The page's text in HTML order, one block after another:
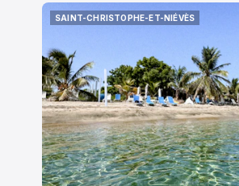
SAINT-CHRISTOPHE-ET-NIÉVÈS